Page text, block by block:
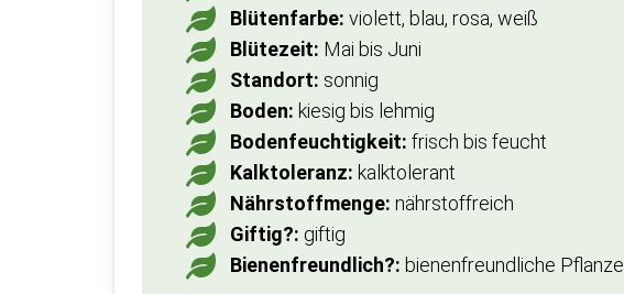
Blütenfarbe: violett, blau, rosa, weiß
Blütezeit: Mai bis Juni
Standort: sonnig
Boden: kiesig bis lehmig
Bodenfeuchtigkeit: frisch bis feucht
Kalktoleranz: kalktolerant
Nährstoffmenge: nährstoffreich
Giftig?: giftig
Bienenfreundlich?: bienenfreundliche Pflanze